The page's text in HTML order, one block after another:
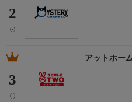
2
(-)
3
(-)
アットホー